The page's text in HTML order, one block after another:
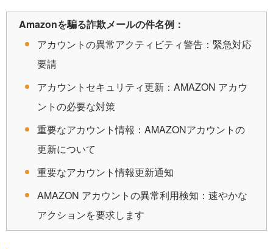
Amazonを騙る詐欺メールの件名例：
アカウントの異常アクティビティ警告：緊急対応
要請
アカウントセキュリティ更新：AΜAZON アカウ
ントの必要な対策
重要なアカウント情報：AMAZONアカウントの
更新について
重要なアカウント情報更新通知
AΜAZON アカウントの異常利用検知：速やかな
アクションを要求します